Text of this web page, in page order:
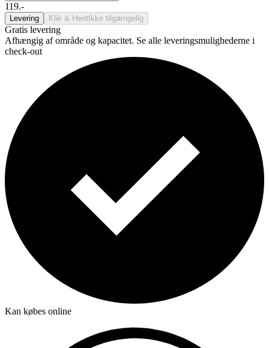
119.-
Levering Klik & Hent Ikke tilgængelig
Gratis levering
Afhængig af område og kapacitet. Se alle leveringsmulighederne i
check-out
Kan købes online